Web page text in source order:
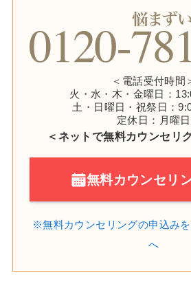
＜電話受付時間
火・水・木・金曜日：
土・日曜日・祝祭日：
定休日：月曜日
＜ネットで無料カウンセリ
無料カウンセリ
※無料カウンセリングの申込みを
へ